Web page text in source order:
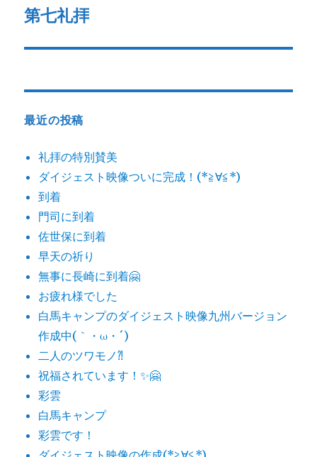
ゲ
ー
稿:
次
投
第七礼拝
最近の投稿
礼拝の特別賛美
ダイジェスト映像ついに完成！(*≧∀≦*)
到着
門司に到着
佐世保に到着
早天の祈り
無事に長崎に到着🤗
お疲れ様でした
白馬キャンプのダイジェスト映像九州バージョン
作成中(｀・ω・´)
二人のツワモノ⁈
祝福されています！✨🤗
彩雲
白馬キャンプ
彩雲です！